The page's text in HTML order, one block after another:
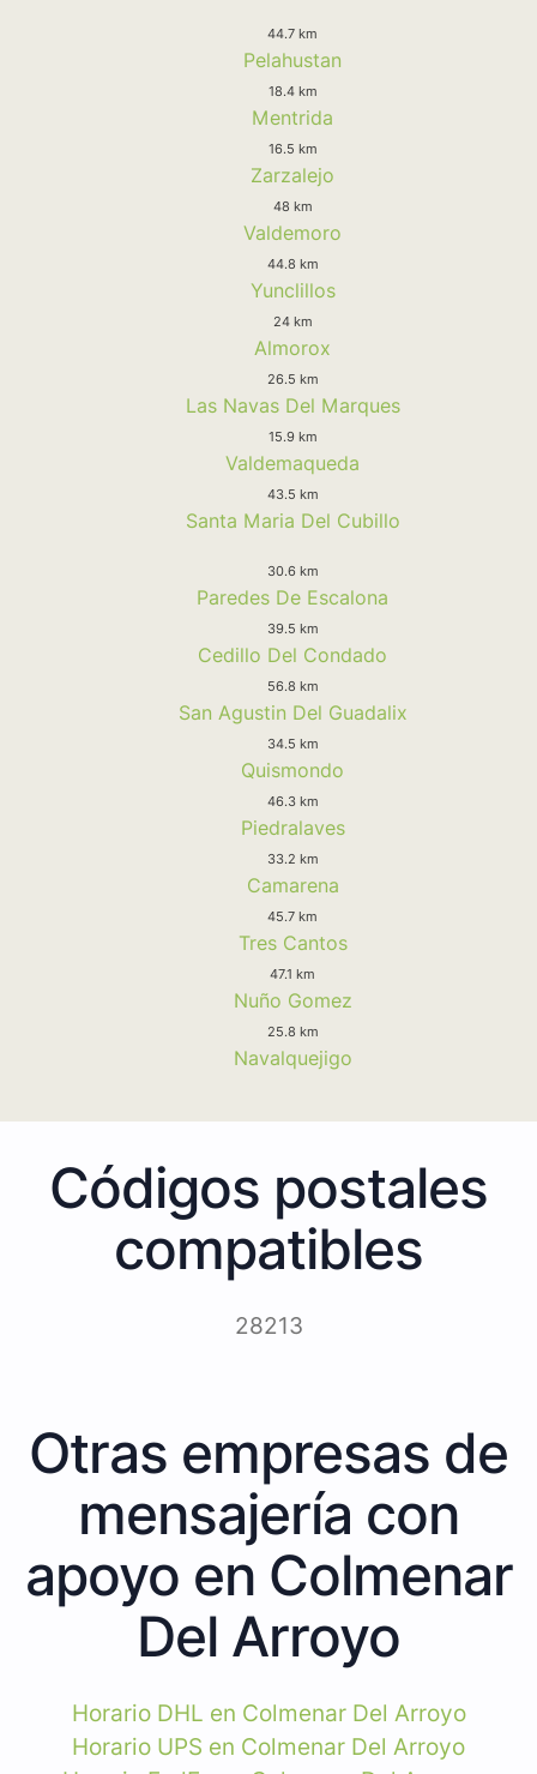
44.7 km
Pelahustan
18.4 km
Mentrida
16.5 km
Zarzalejo
48 km
Valdemoro
44.8 km
Yunclillos
24 km
Almorox
26.5 km
Las Navas Del Marques
15.9 km
Valdemaqueda
43.5 km
Santa Maria Del Cubillo
30.6 km
Paredes De Escalona
39.5 km
Cedillo Del Condado
56.8 km
San Agustin Del Guadalix
34.5 km
Quismondo
46.3 km
Piedralaves
33.2 km
Camarena
45.7 km
Tres Cantos
47.1 km
Nuño Gomez
25.8 km
Navalquejigo
Códigos postales
compatibles
28213
Otras empresas de
mensajería con
apoyo en Colmenar
Del Arroyo
Horario DHL en Colmenar Del Arroyo
Horario UPS en Colmenar Del Arroyo